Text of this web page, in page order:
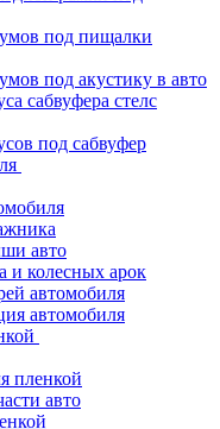
под пищалки
под акустику в авто
сабвуфера стелс
под сабвуфер
авто
и колесных арок
автомобиля
автомобиля
пленкой
авто